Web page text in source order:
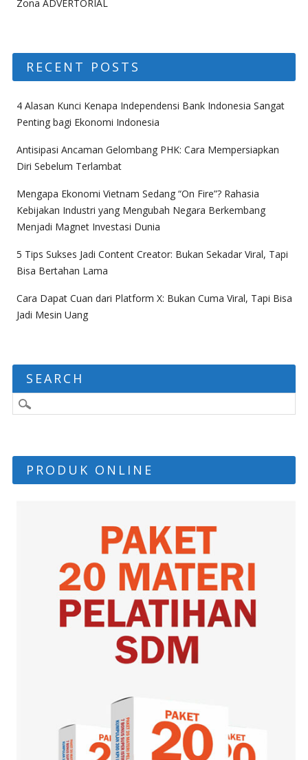
Zona ADVERTORIAL
RECENT POSTS
4 Alasan Kunci Kenapa Independensi Bank Indonesia Sangat
Penting bagi Ekonomi Indonesia
Antisipasi Ancaman Gelombang PHK: Cara Mempersiapkan
Diri Sebelum Terlambat
Mengapa Ekonomi Vietnam Sedang “On Fire”? Rahasia
Kebijakan Industri yang Mengubah Negara Berkembang
Menjadi Magnet Investasi Dunia
5 Tips Sukses Jadi Content Creator: Bukan Sekadar Viral, Tapi
Bisa Bertahan Lama
Cara Dapat Cuan dari Platform X: Bukan Cuma Viral, Tapi Bisa
Jadi Mesin Uang
SEARCH
PRODUK ONLINE